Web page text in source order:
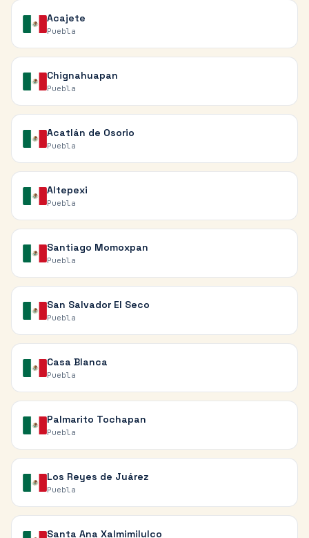
Acajete
Puebla
Chignahuapan
Puebla
Acatlán de Osorio
Puebla
Altepexi
Puebla
Santiago Momoxpan
Puebla
San Salvador El Seco
Puebla
Casa Blanca
Puebla
Palmarito Tochapan
Puebla
Los Reyes de Juárez
Puebla
Santa Ana Xalmimilulco